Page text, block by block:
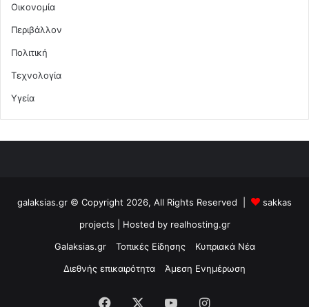
Οικονομία
Περιβάλλον
Πολιτική
Τεχνολογία
Υγεία
galaksias.gr © Copyright 2026, All Rights Reserved |
sakkas
projects | Hosted by realhosting.gr
Galaksias.gr
Τοπικές Είδησης
Κυπριακά Νέα
Διεθνής επικαιρότητα
Άμεση Ενημέρωση
Facebook YouTubeInstagram